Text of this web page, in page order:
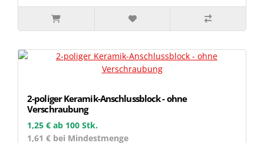
2-poliger Keramik-Anschlussblock - ohne
Verschraubung
1,25 € ab 100 Stk.
1,61 € bei Mindestmenge